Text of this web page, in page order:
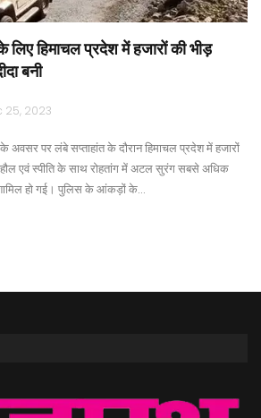
हिमाचल प्रदेश में हजारों की भीड़
बनी
25, 2023
पर लंबे सप्ताहांत के दौरान हिमाचल प्रदेश में हजारों
एवं स्पीति के साथ रोहतांग में अटल सुरंग सबसे अधिक
हो गई। पुलिस के आंकड़ों के…